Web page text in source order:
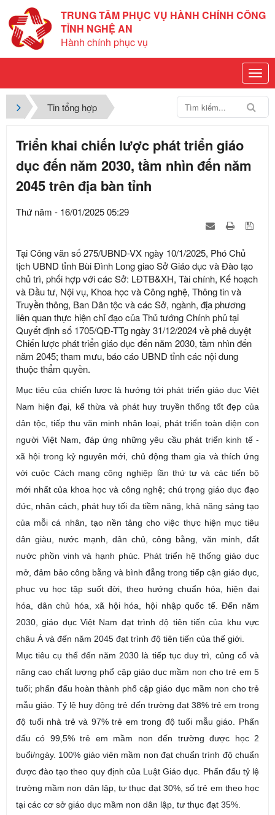
TRUNG TÂM PHỤC VỤ HÀNH CHÍNH CÔNG
TỈNH NGHỆ AN
Hành chính phục vụ
Tin tổng hợp
Triển khai chiến lược phát triển giáo
dục đến năm 2030, tầm nhìn đến năm
2045 trên địa bàn tỉnh
Thứ năm - 16/01/2025 05:29
Tại Công văn số 275/UBND-VX ngày 10/1/2025, Phó Chủ
tịch UBND tỉnh Bùi Đình Long giao Sở Giáo dục và Đào tạo
chủ trì, phối hợp với các Sở: LĐTB&XH, Tài chính, Kế hoạch
và Đầu tư, Nội vụ, Khoa học và Công nghệ, Thông tin và
Truyền thông, Ban Dân tộc và các Sở, ngành, địa phương
liên quan thực hiện chỉ đạo của Thủ tướng Chính phủ tại
Quyết định số 1705/QĐ-TTg ngày 31/12/2024 về phê duyệt
Chiến lược phát triển giáo dục đến năm 2030, tầm nhìn đến
năm 2045; tham mưu, báo cáo UBND tỉnh các nội dung
thuộc thẩm quyền.
Mục tiêu của chiến lược là hướng tới phát triển giáo dục Việt
Nam hiện đại, kế thừa và phát huy truyền thống tốt đẹp của
dân tộc, tiếp thu văn minh nhân loại, phát triển toàn diện con
người Việt Nam, đáp ứng những yêu cầu phát triển kinh tế -
xã hội trong kỷ nguyên mới, chủ động tham gia và thích ứng
với cuộc Cách mạng công nghiệp lần thứ tư và các tiến bộ
mới nhất của khoa học và công nghệ; chú trọng giáo dục đạo
đức, nhân cách, phát huy tối đa tiềm năng, khả năng sáng tạo
của mỗi cá nhân, tạo nền tảng cho việc thực hiện mục tiêu
dân giàu, nước mạnh, dân chủ, công bằng, văn minh, đất
nước phồn vinh và hạnh phúc. Phát triển hệ thống giáo dục
mở, đảm bảo công bằng và bình đẳng trong tiếp cận giáo dục,
phục vụ học tập suốt đời, theo hướng chuẩn hóa, hiện đại
hóa, dân chủ hóa, xã hội hóa, hội nhập quốc tế. Đến năm
2030, giáo dục Việt Nam đạt trình độ tiên tiến của khu vực
châu Á và đến năm 2045 đạt trình độ tiên tiến của thế giới.
Mục tiêu cụ thể đến năm 2030 là tiếp tục duy trì, củng cố và
nâng cao chất lượng phổ cập giáo dục mầm non cho trẻ em 5
tuổi; phấn đấu hoàn thành phổ cập giáo dục mầm non cho trẻ
mẫu giáo. Tỷ lệ huy động trẻ đến trường đạt 38% trẻ em trong
độ tuổi nhà trẻ và 97% trẻ em trong độ tuổi mẫu giáo. Phấn
đấu có 99,5% trẻ em mầm non đến trường được học 2
buổi/ngày. 100% giáo viên mầm non đạt chuẩn trình độ chuẩn
được đào tạo theo quy định của Luật Giáo dục. Phấn đấu tỷ lệ
trường mầm non dân lập, tư thục đạt 30%, số trẻ em theo học
tại các cơ sở giáo dục mầm non dân lập, tư thục đạt 35%.